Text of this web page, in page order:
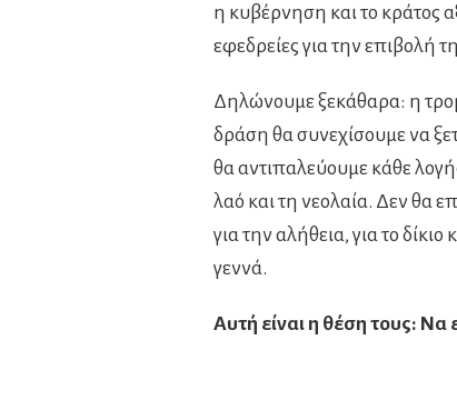
η κυβέρνηση και το κράτος
εφεδρείες για την επιβολή
Δηλώνουμε ξεκάθαρα: η
δράση θα συνεχίσουμε να
θα αντιπαλεύουμε κάθε
λαό και τη νεολαία. Δεν θα
για την αλήθεια, για το
γεννά.
Αυτή είναι η θέση τους: